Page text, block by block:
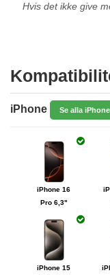
Hvis det ikke give
iPhone Se alla iPhone
iPhone 15
iPhone 16
Pro 6,3"